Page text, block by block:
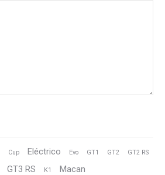
Cup Eléctrico Evo GT1 GT2 GT2 RS
GT3 RS K1 Macan